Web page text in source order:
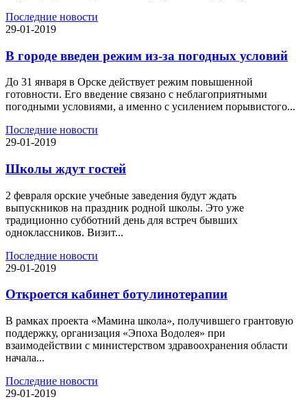
Последние новости
29-01-2019
В городе введен режим из-за погодных условий
До 31 января в Орске действует режим повышенной
готовности. Его введение связано с неблагоприятными
погодными условиями, а именно с усилением порывистого...
Последние новости
29-01-2019
Школы ждут гостей
2 февраля орские учебные заведения будут ждать
выпускников на праздник родной школы. Это уже
традиционно субботний день для встреч бывших
одноклассников. Визит...
Последние новости
29-01-2019
Откроется кабинет ботулинотерапии
В рамках проекта «Мамина школа», получившего грантовую
поддержку, организация «Эпоха Водолея» при
взаимодействии с министерством здравоохранения области
начала...
Последние новости
29-01-2019